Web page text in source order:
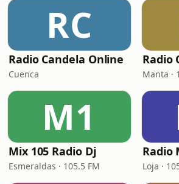
RC
Radio Candela Online
Cuenca
Radio
Manta ·
M1
Mix 105 Radio Dj
Esmeraldas · 105.5 FM
Radio
Loja ·